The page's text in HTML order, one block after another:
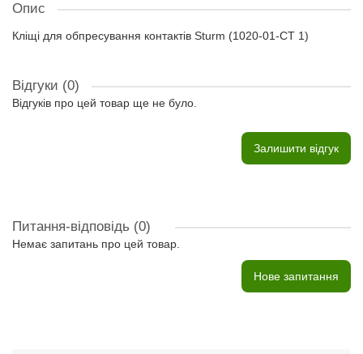
Опис
Кліщі для обпресування контактів Sturm (1020-01-CT 1)
Відгуки (0)
Відгуків про цей товар ще не було.
Залишити відгук
Питання-відповідь (0)
Немає запитань про цей товар.
Нове запитання